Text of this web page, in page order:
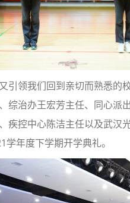
引领我们回到亲切而熟悉的
综治办王宏芳主任、同心派
疾控中心陈洁主任以及武汉
年度下学期开学典礼。